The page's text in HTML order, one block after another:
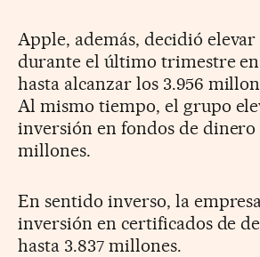
Apple, además, decidió
durante el último trimestre en
hasta alcanzar los 3.956
Al mismo tiempo, el grupo
inversión en fondos de dinero
millones.
En sentido inverso, la
inversión en certificados de
hasta 3.837 millones.